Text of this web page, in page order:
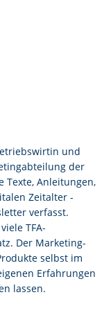
und
der
Texte, Anleitungen,
Zeitalter -
verfasst.
TFA-
Der Marketing-
selbst im
Erfahrungen
lassen.